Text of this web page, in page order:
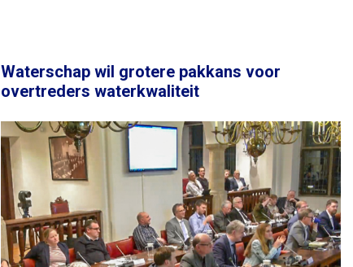
Waterschap wil grotere pakkans voor
overtreders waterkwaliteit